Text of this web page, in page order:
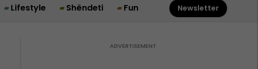
Lifestyle Shëndeti Fun Newsletter